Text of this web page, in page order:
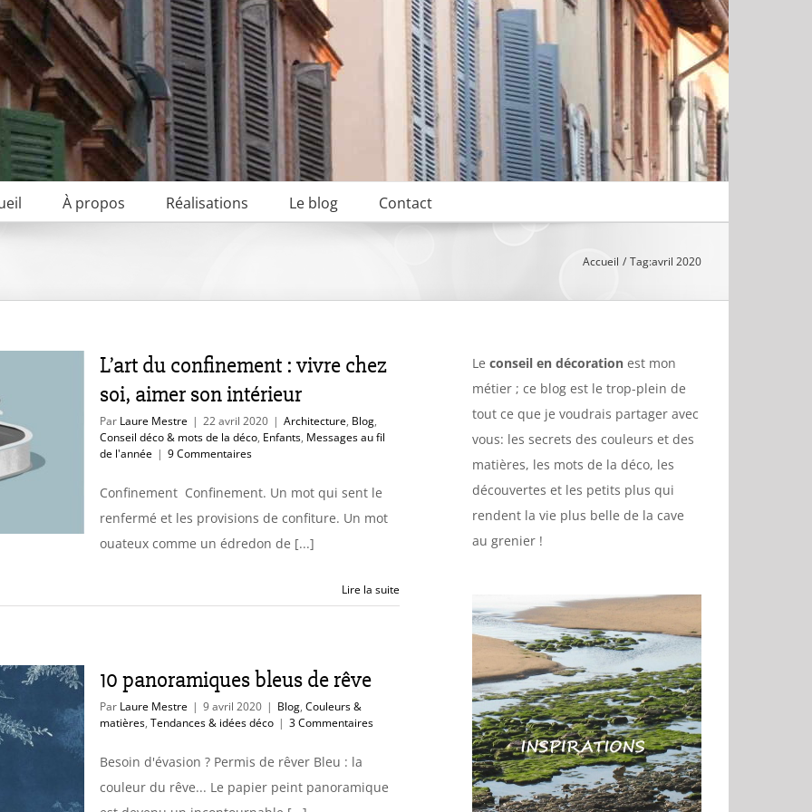
À propos Réalisations Le blog Contact
Accueil Tag:avril 2020
L’art du confinement : vivre chez
soi, aimer son intérieur
Par Laure Mestre | 22 avril 2020 | Architecture, Blog,
Conseil déco & mots de la déco, Enfants, Messages au fil
de l'année | 9 Commentaires
Confinement Confinement. Un mot qui sent le
renfermé et les provisions de confiture. Un mot
ouateux comme un édredon de [...]
Lire la suite
10 panoramiques bleus de rêve
Par Laure Mestre | 9 avril 2020 | Blog, Couleurs &
matières, Tendances & idées déco | 3 Commentaires
Besoin d'évasion ? Permis de rêver Bleu : la
couleur du rêve... Le papier peint panoramique
Le conseil en décoration est mon
métier ; ce blog est le trop-plein de
tout ce que je voudrais partager avec
vous: les secrets des couleurs et des
matières, les mots de la déco, les
découvertes et les petits plus qui
rendent la vie plus belle de la cave
au grenier !